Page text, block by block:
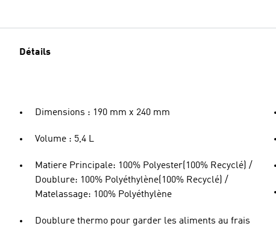
Détails
Dimensions : 190 mm x 240 mm
Volume : 5,4 L
Matiere Principale: 100% Polyester(100% Recyclé) /
Doublure: 100% Polyéthylène(100% Recyclé) /
Matelassage: 100% Polyéthylène
Doublure thermo pour garder les aliments au frais